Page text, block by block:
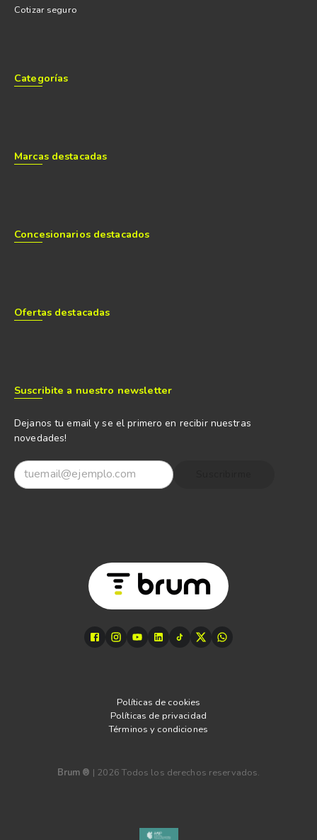
Cotizar seguro
Categorías
Marcas destacadas
Concesionarios destacados
Ofertas destacadas
Suscribite a nuestro newsletter
Dejanos tu email y se el primero en recibir nuestras
novedades!
Políticas de cookies
Políticas de privacidad
Términos y condiciones
Brum ® | 2026 Todos los derechos reservados.